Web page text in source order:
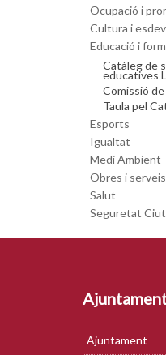
Ocupació i
Cultura i
Educació i
Catàleg de
educatives
Comissió
Taula pel
Esports
Igualtat
Medi Ambient
Obres i serveis
Salut
Seguretat
Ajuntament